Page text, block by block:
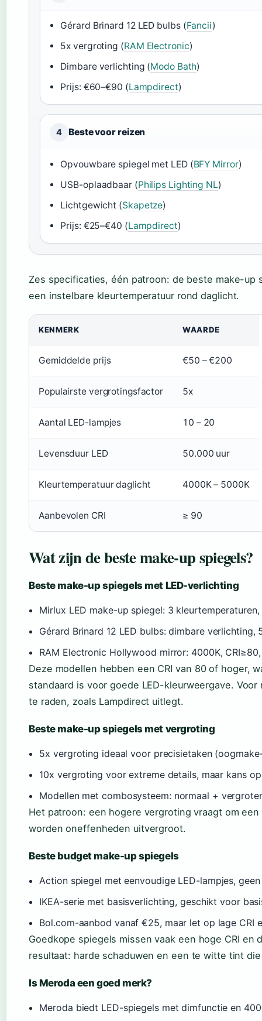
Gérard Brinard 12 LED bulbs (Fancii)
5x vergroting (RAM Electronic)
Dimbare verlichting (Modo Bath)
Prijs: €60–€90 (Lampdirect)
4 Beste voor reizen
Opvouwbare spiegel met LED (BFY Mirror)
USB-oplaadbaar (Philips Lighting NL)
Lichtgewicht (Skapetze)
Prijs: €25–€40 (Lampdirect)
Zes specificaties, één patroon: de beste make-up
een instelbare kleurtemperatuur rond daglicht.
KENMERK WAARDE
Gemiddelde prijs €50 – €200
Populairste vergrotingsfactor 5x
Aantal LED-lampjes 10 – 20
Levensduur LED 50.000 uur
Kleurtemperatuur daglicht 4000K – 5000K
Aanbevolen CRI ≥ 90
Wat zijn de beste make-up spiegels?
Beste make-up spiegels met LED-verlichting
Mirlux LED make-up spiegel: 3
Gérard Brinard 12 LED bulbs: dimbare
RAM Electronic Hollywood mirror: 4000K,
Deze modellen hebben een CRI van 80 of hoger,
standaard is voor goede LED-kleurweergave.
te raden, zoals Lampdirect uitlegt.
Beste make-up spiegels met vergroting
5x vergroting ideaal voor precisietaken
10x vergroting voor extreme details, maar kans
Modellen met combosysteem: normaal +
Het patroon: een hogere vergroting vraagt om
worden oneffenheden uitvergroot.
Beste budget make-up spiegels
Action spiegel met eenvoudige LED-lampjes,
IKEA-serie met basisverlichting, geschikt voor
Bol.com-aanbod vanaf €25, maar let op lage CRI
Goedkope spiegels missen vaak een hoge CRI en
resultaat: harde schaduwen en een te witte tint
Is Meroda een goed merk?
Meroda biedt LED-spiegels met dimfunctie en